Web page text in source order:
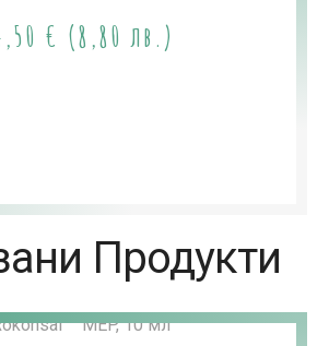
€ (8,80 лв.)
Продукти